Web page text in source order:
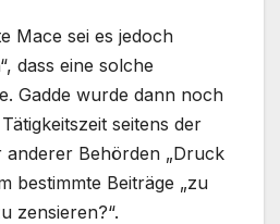
Mace sei es jedoch
dass eine solche
Gadde wurde dann noch
seitens der
anderer Behörden „Druck
bestimmte Beiträge „zu
zensieren?“.